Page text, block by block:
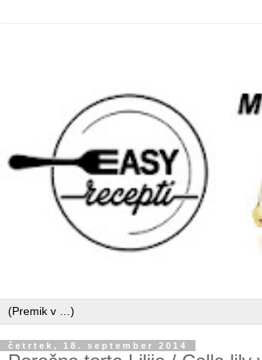
četrtek, 18. september 2014